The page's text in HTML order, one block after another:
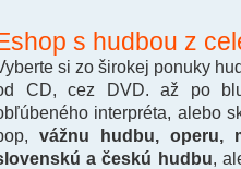
s hudbou z
si zo širokej ponuky
CD, cez DVD. až po
interpréta, alebo
vážnu hudbu, operu,
a českú hudbu ,